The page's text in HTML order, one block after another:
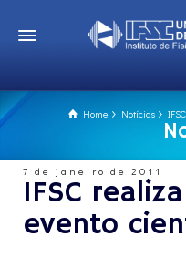
Home Notícias
7 de janeiro de 2011
IFSC
evento